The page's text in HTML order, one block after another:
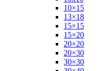
10×15
13×18
15×15
15×20
20×20
20×30
30×30